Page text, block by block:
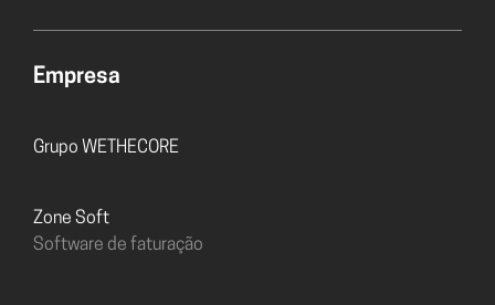
Empresa
Grupo WETHECORE
Zone Soft
Software de faturação